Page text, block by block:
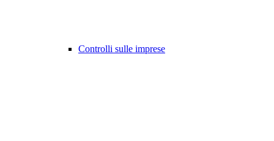
Controlli sulle imprese